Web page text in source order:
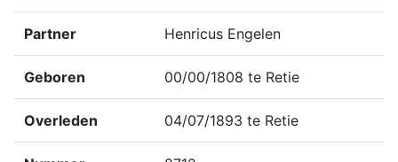
Partner Henricus Engelen
Geboren 00/00/1808 te Retie
Overleden 04/07/1893 te Retie